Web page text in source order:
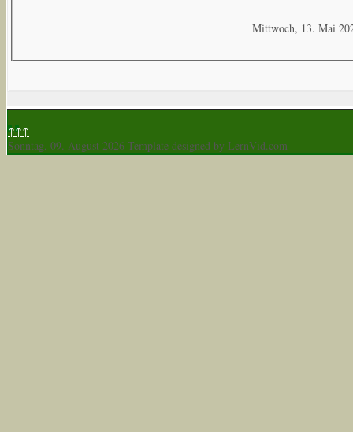
Mittwoch, 13. Mai
↑↑↑
Sonntag, 09. August 2026 Template designed by LernVid.com